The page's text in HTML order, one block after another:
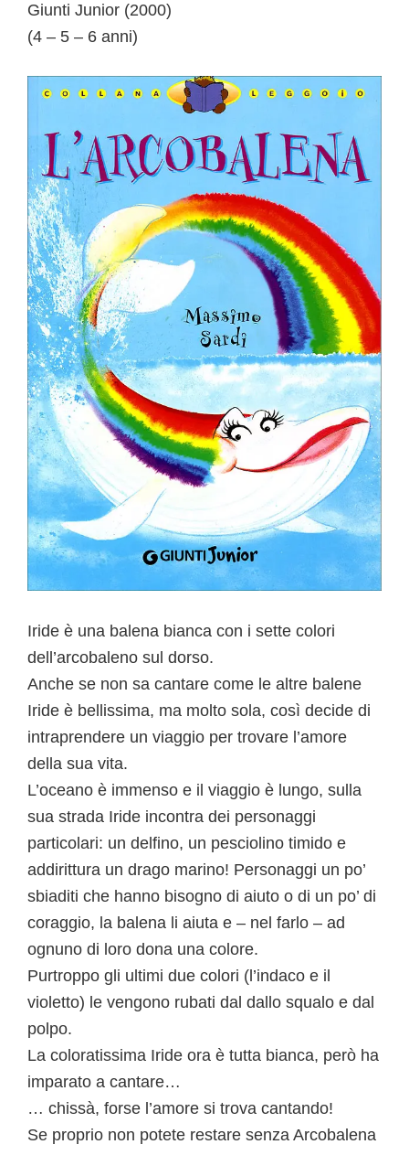
Giunti Junior (2000)
(4 – 5 – 6 anni)
Iride è una balena bianca con i sette colori
dell’arcobaleno sul dorso.
Anche se non sa cantare come le altre balene
Iride è bellissima, ma molto sola, così decide di
intraprendere un viaggio per trovare l’amore
della sua vita.
L’oceano è immenso e il viaggio è lungo, sulla
sua strada Iride incontra dei personaggi
particolari: un delfino, un pesciolino timido e
addirittura un drago marino! Personaggi un po’
sbiaditi che hanno bisogno di aiuto o di un po’ di
coraggio, la balena li aiuta e – nel farlo – ad
ognuno di loro dona una colore.
Purtroppo gli ultimi due colori (l’indaco e il
violetto) le vengono rubati dal dallo squalo e dal
polpo.
La coloratissima Iride ora è tutta bianca, però ha
imparato a cantare…
… chissà, forse l’amore si trova cantando!
Se proprio non potete restare senza Arcobalena